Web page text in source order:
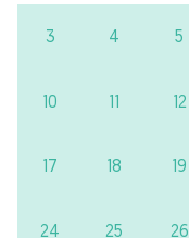
3 4 5
10 11 12
17 18 19
24 25 26